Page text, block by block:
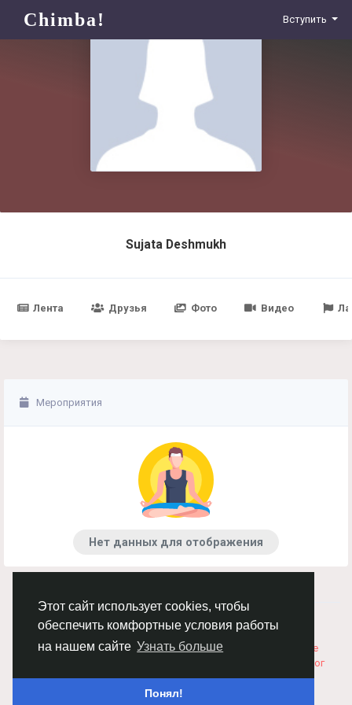
Этот сайт использует cookies, чтобы
обеспечить комфортные условия работы
на нашем сайте Узнать больше
Понял!
Chimba! Вступить
Sujata Deshmukh
Лента Друзья Фото Видео
Мероприятия
Нет данных для отображения
© 2026 Chimba!
Русский
Правила размещения и покупки товаров
Как добавить
вакансию
Правила размещения статей
Соглашение
Каталог